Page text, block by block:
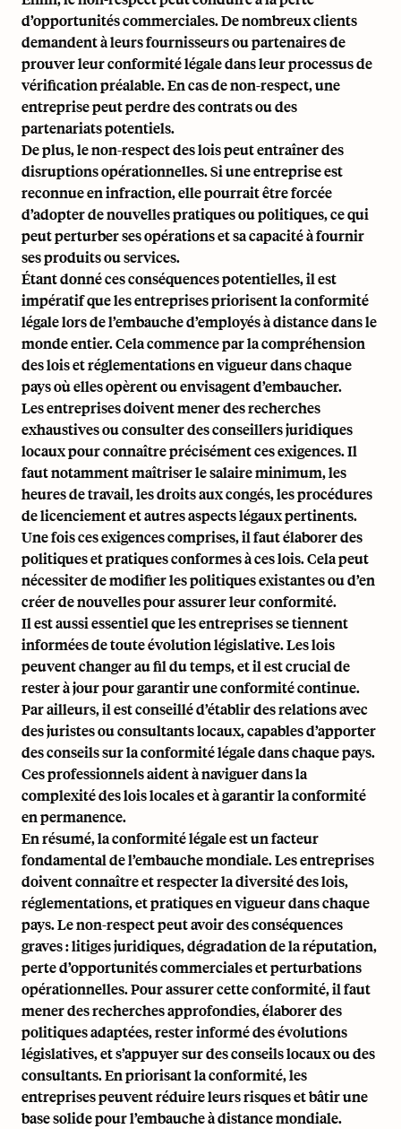
d’opportunités commerciales. De nombreux clients
demandent à leurs fournisseurs ou partenaires de
prouver leur conformité légale dans leur processus de
vérification préalable. En cas de non-respect, une
entreprise peut perdre des contrats ou des
partenariats potentiels.
De plus, le non-respect des lois peut entraîner des
disruptions opérationnelles. Si une entreprise est
reconnue en infraction, elle pourrait être forcée
d’adopter de nouvelles pratiques ou politiques, ce qui
peut perturber ses opérations et sa capacité à fournir
ses produits ou services.
Étant donné ces conséquences potentielles, il est
impératif que les entreprises priorisent la conformité
légale lors de l’embauche d’employés à distance dans le
monde entier. Cela commence par la compréhension
des lois et réglementations en vigueur dans chaque
pays où elles opèrent ou envisagent d’embaucher.
Les entreprises doivent mener des recherches
exhaustives ou consulter des conseillers juridiques
locaux pour connaître précisément ces exigences. Il
faut notamment maîtriser le salaire minimum, les
heures de travail, les droits aux congés, les procédures
de licenciement et autres aspects légaux pertinents.
Une fois ces exigences comprises, il faut élaborer des
politiques et pratiques conformes à ces lois. Cela peut
nécessiter de modifier les politiques existantes ou d’en
créer de nouvelles pour assurer leur conformité.
Il est aussi essentiel que les entreprises se tiennent
informées de toute évolution législative. Les lois
peuvent changer au fil du temps, et il est crucial de
rester à jour pour garantir une conformité continue.
Par ailleurs, il est conseillé d’établir des relations avec
des juristes ou consultants locaux, capables d’apporter
des conseils sur la conformité légale dans chaque pays.
Ces professionnels aident à naviguer dans la
complexité des lois locales et à garantir la conformité
en permanence.
En résumé, la conformité légale est un facteur
fondamental de l’embauche mondiale. Les entreprises
doivent connaître et respecter la diversité des lois,
réglementations, et pratiques en vigueur dans chaque
pays. Le non-respect peut avoir des conséquences
graves : litiges juridiques, dégradation de la réputation,
perte d’opportunités commerciales et perturbations
opérationnelles. Pour assurer cette conformité, il faut
mener des recherches approfondies, élaborer des
politiques adaptées, rester informé des évolutions
législatives, et s’appuyer sur des conseils locaux ou des
consultants. En priorisant la conformité, les
entreprises peuvent réduire leurs risques et bâtir une
base solide pour l’embauche à distance mondiale.